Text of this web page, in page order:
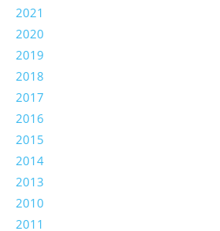
2021
2020
2019
2018
2017
2016
2015
2014
2013
2010
2011